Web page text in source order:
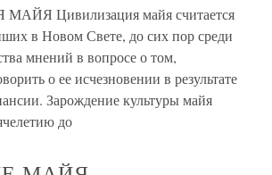
Цивилизация майя считается
в Новом Свете, до сих пор среди
мнений в вопросе о том,
о ее исчезновении в результате
Зарождение культуры майя
до